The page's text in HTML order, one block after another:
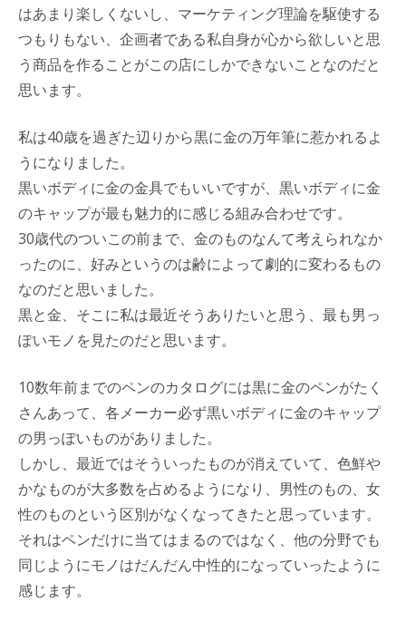
はあまり楽しくないし、マーケティング理論を駆使する
つもりもない、企画者である私自身が心から欲しいと思
う商品を作ることがこの店にしかできないことなのだと
思います。
私は40歳を過ぎた辺りから黒に金の万年筆に惹かれるよ
うになりました。
黒いボディに金の金具でもいいですが、黒いボディに金
のキャップが最も魅力的に感じる組み合わせです。
30歳代のついこの前まで、金のものなんて考えられなか
ったのに、好みというのは齢によって劇的に変わるもの
なのだと思いました。
黒と金、そこに私は最近そうありたいと思う、最も男っ
ぽいモノを見たのだと思います。
10数年前までのペンのカタログには黒に金のペンがたく
さんあって、各メーカー必ず黒いボディに金のキャップ
の男っぽいものがありました。
しかし、最近ではそういったものが消えていて、色鮮や
かなものが大多数を占めるようになり、男性のもの、女
性のものという区別がなくなってきたと思っています。
それはペンだけに当てはまるのではなく、他の分野でも
同じようにモノはだんだん中性的になっていったように
感じます。